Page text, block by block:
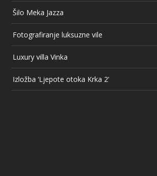
Šilo Meka Jazza
Fotografiranje luksuzne vile
Luxury villa Vinka
Izložba ‘Ljepote otoka Krka 2’